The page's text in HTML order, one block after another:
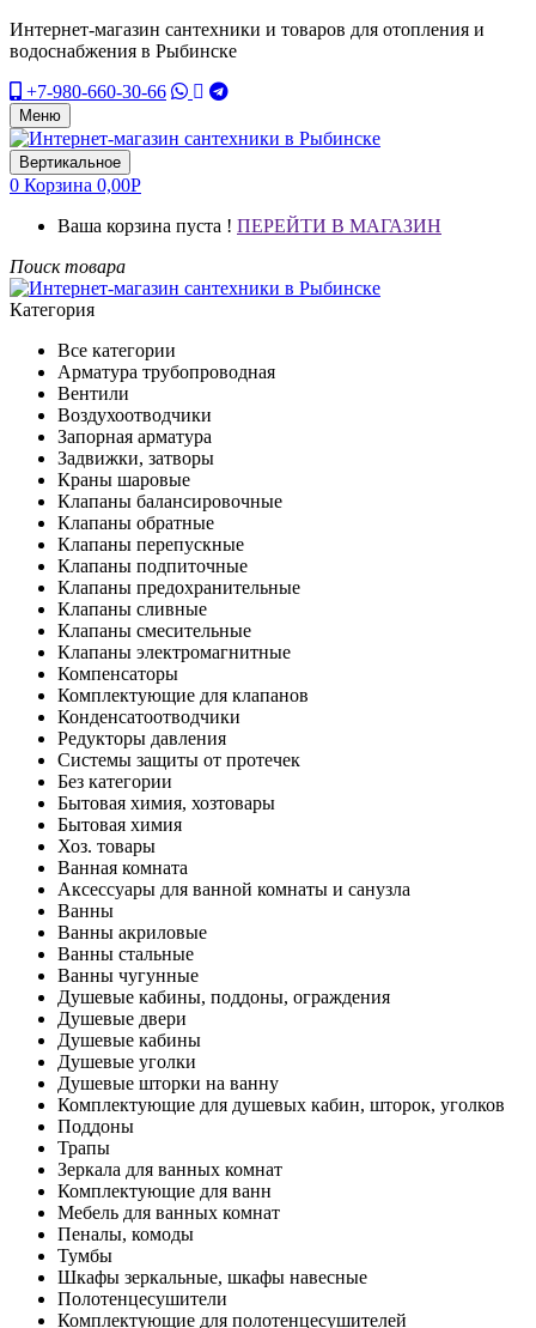
Интернет-магазин сантехники и товаров для отопления и
водоснабжения в Рыбинске
+7-980-660-30-66
Меню
Вертикальное
0 Корзина 0,00Р
Ваша корзина пуста ! ПЕРЕЙТИ В МАГАЗИН
Поиск товара
Категория
Все категории
Арматура трубопроводная
Вентили
Воздухоотводчики
Запорная арматура
Задвижки, затворы
Краны шаровые
Клапаны балансировочные
Клапаны обратные
Клапаны перепускные
Клапаны подпиточные
Клапаны предохранительные
Клапаны сливные
Клапаны смесительные
Клапаны электромагнитные
Компенсаторы
Комплектующие для клапанов
Конденсатоотводчики
Редукторы давления
Системы защиты от протечек
Без категории
Бытовая химия, хозтовары
Бытовая химия
Хоз. товары
Ванная комната
Аксессуары для ванной комнаты и санузла
Ванны
Ванны акриловые
Ванны стальные
Ванны чугунные
Душевые кабины, поддоны, ограждения
Душевые двери
Душевые кабины
Душевые уголки
Душевые шторки на ванну
Комплектующие для душевых кабин, шторок, уголков
Поддоны
Трапы
Зеркала для ванных комнат
Комплектующие для ванн
Мебель для ванных комнат
Пеналы, комоды
Тумбы
Шкафы зеркальные, шкафы навесные
Полотенцесушители
Комплектующие для полотенцесушителей